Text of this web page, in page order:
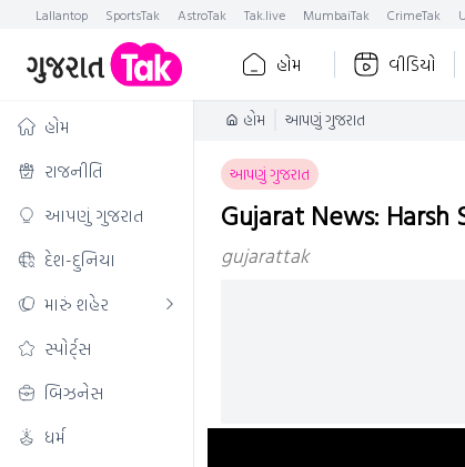
Lallantop SportsTak AstroTak Tak.live MumbaiTak CrimeTak
હોમ વીડિયો
હોમ
રાજનીતિ
આપણું ગુજરાત
દેશ-દુનિયા
મારું શહેર
સ્પોર્ટ્સ
બિઝનેસ
ધર્મ
હોમ આપણું ગુજરાત
આપણું ગુજરાત
Gujarat News: Harsh
gujarattak